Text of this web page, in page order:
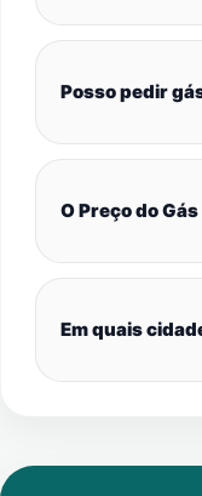
Posso pedir
O Preço do
Em quais